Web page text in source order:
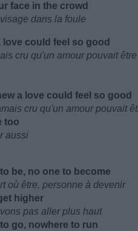
face in the crowd
dans la foule
love could feel so good
cru qu'un amour pouvait
a love could feel so good
cru qu'un amour pouvait
too
aussi
to be, no one to become
où être, personne à devenir
higher
pas aller plus haut
to go, nowhere to run